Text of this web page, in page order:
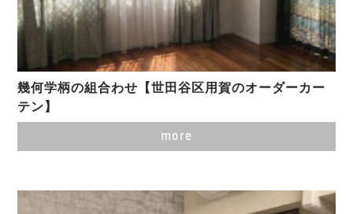
幾何学柄の組合わせ【世田谷区用賀のオーダーカー
テン】
more